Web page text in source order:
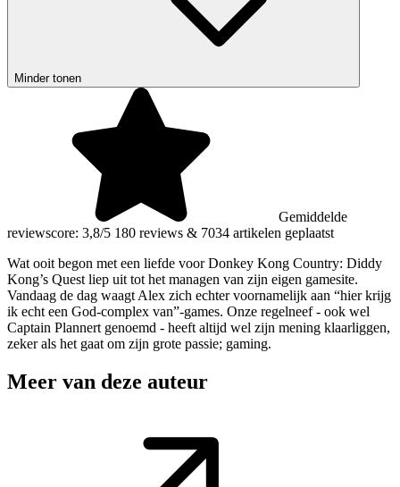
Minder tonen
Gemiddelde
reviewscore: 3,8/5 180 reviews & 7034 artikelen geplaatst
Wat ooit begon met een liefde voor Donkey Kong Country: Diddy
Kong’s Quest liep uit tot het managen van zijn eigen gamesite.
Vandaag de dag waagt Alex zich echter voornamelijk aan “hier krijg
ik echt een God-complex van”-games. Onze regelneef - ook wel
Captain Plannert genoemd - heeft altijd wel zijn mening klaarliggen,
zeker als het gaat om zijn grote passie; gaming.
Meer van deze auteur